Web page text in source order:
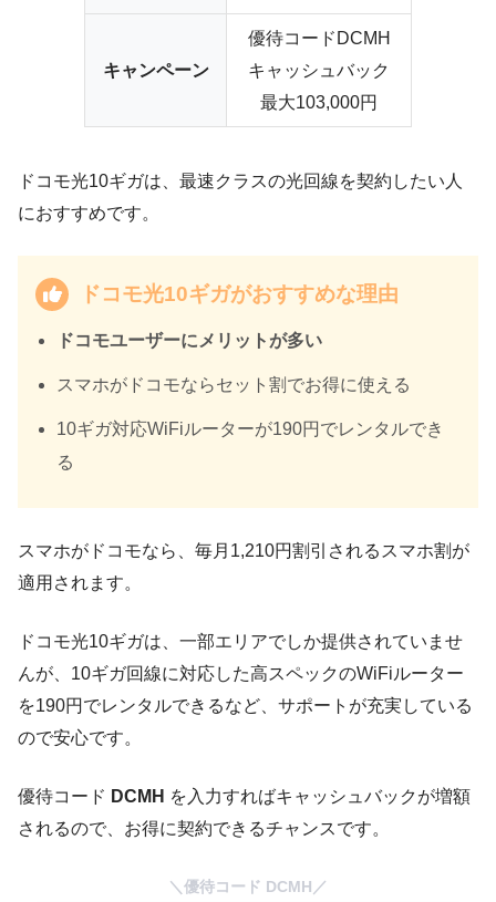
キャンペーン
優待コードDCMH
キャッシュバック
最大103,000円
ドコモ光10ギガは、最速クラスの光回線を契約したい人
におすすめです。
ドコモ光10ギガがおすすめな理由
ドコモユーザーにメリットが多い
スマホがドコモならセット割でお得に使える
10ギガ対応WiFiルーターが190円 でレンタルでき
る
スマホがドコモなら、毎月1,210円割引されるスマホ割が
適用されます。
ドコモ光10ギガは、一部エリアでしか提供されていませ
んが、10ギガ回線に対応した高スペックのWiFiルーター
を190円でレンタルできるなど、サポートが充実している
ので安心です。
優待コード DCMH を入力すればキャッシュバックが増額
されるので、お得に契約できるチャンスです。
＼優待コード DCMH／